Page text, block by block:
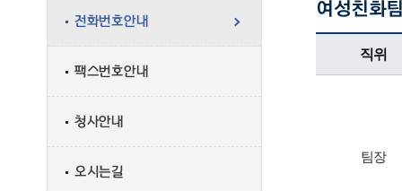
전화번호안내
팩스번호안내
청사안내
오시는길
여성친화팀
여성친화팀업무담당자의 정보로 직위, 전화번호, 담당업무를 안내하고 있습니다
직위
팀장